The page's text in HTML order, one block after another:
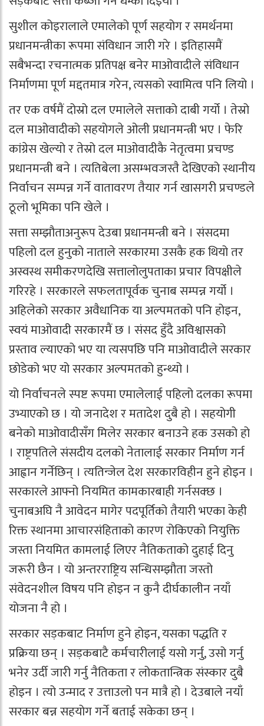
सुशील कोइरालाले एमालेको पूर्ण सहयोग र समर्थनमा
प्रधानमन्त्रीका रूपमा संविधान जारी गरे । इतिहासमैं
सबैभन्दा रचनात्मक प्रतिपक्ष बनेर माओवादीले संविधान
निर्माणमा पूर्ण मद्दतमात्र गरेन, त्यसको स्वामित्व पनि लियो ।
तर एक वर्षमैं दोस्रो दल एमालेले सत्ताको दाबी गर्यो । तेस्रो
दल माओवादीको सहयोगले ओली प्रधानमन्त्री भए । फेरि
कांग्रेस खेल्यो र तेस्रो दल माओवादीकै नेतृत्वमा प्रचण्ड
प्रधानमन्त्री बने । त्यतिबेला असम्भवजस्तै देखिएको स्थानीय
निर्वाचन सम्पन्न गर्ने वातावरण तैयार गर्न खासगरी प्रचण्डले
ठूलो भूमिका पनि खेले ।
सत्ता सम्झौताअनुरूप देउबा प्रधानमन्त्री बने । संसदमा
पहिलो दल हुनुको नाताले सरकारमा उसकै हक थियो तर
अस्वस्थ समीकरणदेखि सत्तालोलुपताका प्रचार विपक्षीले
गरिरहे । सरकारले सफलतापूर्वक चुनाब सम्पन्न गर्यो ।
अहिलेको सरकार अवैधानिक या अल्पमतको पनि होइन,
स्वयं माओवादी सरकारमैं छ । संसद हुँदै अविश्वासको
प्रस्ताव ल्याएको भए या त्यसपछि पनि माओवादीले सरकार
छोडेको भए यो सरकार अल्पमतको हुन्थ्यो ।
यो निर्वाचनले स्पष्ट रूपमा एमालेलाई पहिलो दलका रूपमा
उभ्याएको छ । यो जनादेश र मतादेश दुबै हो । सहयोगी
बनेको माओवादीसँग मिलेर सरकार बनाउने हक उसको हो
। राष्ट्रपतिले संसदीय दलको नेतालाई सरकार निर्माण गर्न
आह्वान गर्नेछिन् । त्यतिन्जेल देश सरकारविहीन हुने होइन ।
सरकारले आफ्नो नियमित कामकारबाही गर्नसक्छ ।
चुनाबअघि नै आवेदन मागेर पदपूर्तिको तैयारी भएका केही
रिक्त स्थानमा आचारसंहिताको कारण रोकिएको नियुक्ति
जस्ता नियमित कामलाई लिएर नैतिकताको दुहाई दिनु
जरूरी छैन । यो अन्तरराष्ट्रिय सन्धिसम्झौता जस्तो
संवेदनशील विषय पनि होइन न कुनै दीर्घकालीन नयाँ
योजना नै हो ।
सरकार सड़कबाट निर्माण हुने होइन, यसका पद्धति र
प्रक्रिया छन् । सड़कबाटै कर्मचारीलाई यसो गर्नु, उसो गर्नु
भनेर उर्दी जारी गर्नु नैतिकता र लोकतान्त्रिक संस्कार दुबै
होइन । त्यो उन्माद र उत्ताउलो पन मात्रै हो । देउबाले नयाँ
सरकार बन्न सहयोग गर्ने बताई सकेका छन् ।